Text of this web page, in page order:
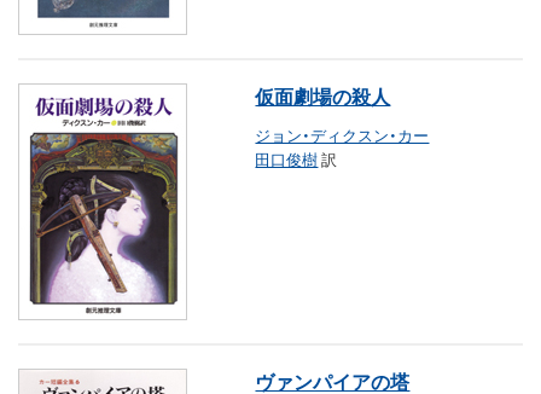
仮面劇場の殺人
ジョン・ディクスン・カー
田口俊樹訳
ヴァンパイアの塔